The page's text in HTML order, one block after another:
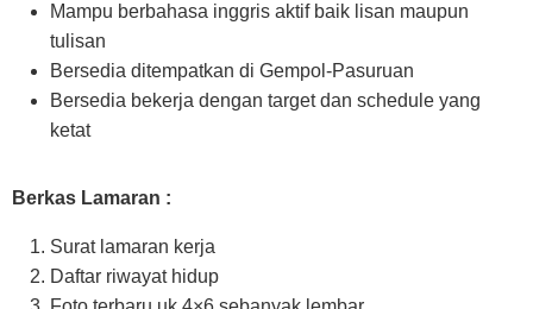
Mampu berbahasa inggris aktif baik lisan maupun
tulisan
Bersedia ditempatkan di Gempol-Pasuruan
Bersedia bekerja dengan target dan schedule yang
ketat
Berkas Lamaran :
Surat lamaran kerja
Daftar riwayat hidup